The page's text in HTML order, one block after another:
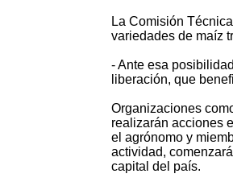
La Comisión
variedades de maíz
- Ante esa
liberación, que
Organizaciones
realizarán acciones
el agrónomo y
actividad,
capital del país.